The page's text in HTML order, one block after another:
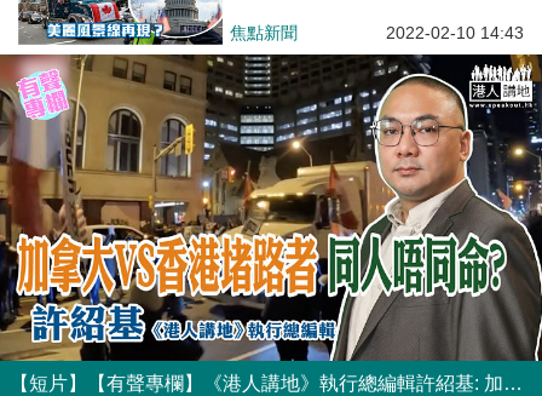
焦點新聞 2022-02-10 14:43
【短片】【有聲專欄】《港人講地》執行總編輯許紹基: 加拿大VS香港堵路者 同人唔同命?